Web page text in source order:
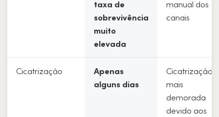
taxa de
sobrevivência
muito
elevada
manual dos
canais
Cicatrização
Apenas
alguns dias
Cicatrização
mais
demorada
devido aos